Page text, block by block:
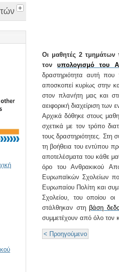
Οι μαθητές 2 τμημάτων
τονυπολογισμό του
δραστηριότητα αυτή που
αποσκοπεί κυρίως στην
στον πλανήτη μας και
αειφορική διαχείριση των
Αρχικά δόθηκε στους
σχετικά με τον τρόπο
τους δραστηριότητες.
τη βοήθεια του εντύπου
αποτελέσματα του κάθε
όρο του Ανθρακικού
Ευρωπαϊκών Σχολείων
Ευρωπαίου Πολίτη και
Σχολείου, του οποίου
στάλθηκαν στηβάση
συμμετέχουν από όλο τον
< Προηγούμενο